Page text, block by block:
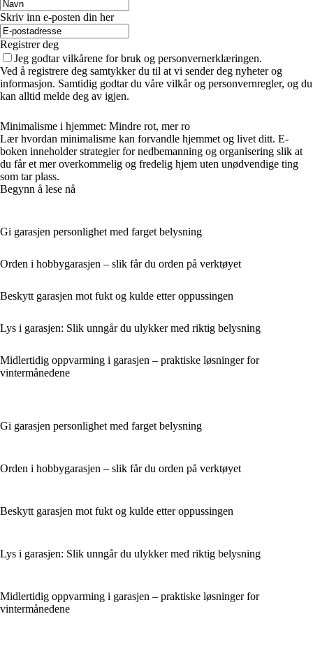
Skriv inn e-posten din her
Registrer deg
Jeg godtar vilkårene for bruk og personvernerklæringen.
Ved å registrere deg samtykker du til at vi sender deg nyheter og
informasjon. Samtidig godtar du våre vilkår og personvernregler, og du
kan alltid melde deg av igjen.
Minimalisme i hjemmet: Mindre rot, mer ro
Lær hvordan minimalisme kan forvandle hjemmet og livet ditt. E-
boken inneholder strategier for nedbemanning og organisering slik at
du får et mer overkommelig og fredelig hjem uten unødvendige ting
som tar plass.
Begynn å lese nå
Gi garasjen personlighet med farget belysning
Orden i hobbygarasjen – slik får du orden på verktøyet
Beskytt garasjen mot fukt og kulde etter oppussingen
Lys i garasjen: Slik unngår du ulykker med riktig belysning
Midlertidig oppvarming i garasjen – praktiske løsninger for
vintermånedene
Gi garasjen personlighet med farget belysning
Orden i hobbygarasjen – slik får du orden på verktøyet
Beskytt garasjen mot fukt og kulde etter oppussingen
Lys i garasjen: Slik unngår du ulykker med riktig belysning
Midlertidig oppvarming i garasjen – praktiske løsninger for
vintermånedene